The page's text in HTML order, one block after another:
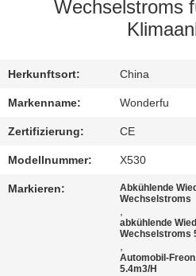
MIT
UNS
IN
VERBINDUNG
Wechselstroms
Herkunftsort: China
Markenname: Wonderfu
Zertifizierung: CE
Modellnummer: X530
Markieren:
Abkühlende
Wechselstroms
,
abkühlende
Wechselstroms
,
Automobil-
5.4m3/H